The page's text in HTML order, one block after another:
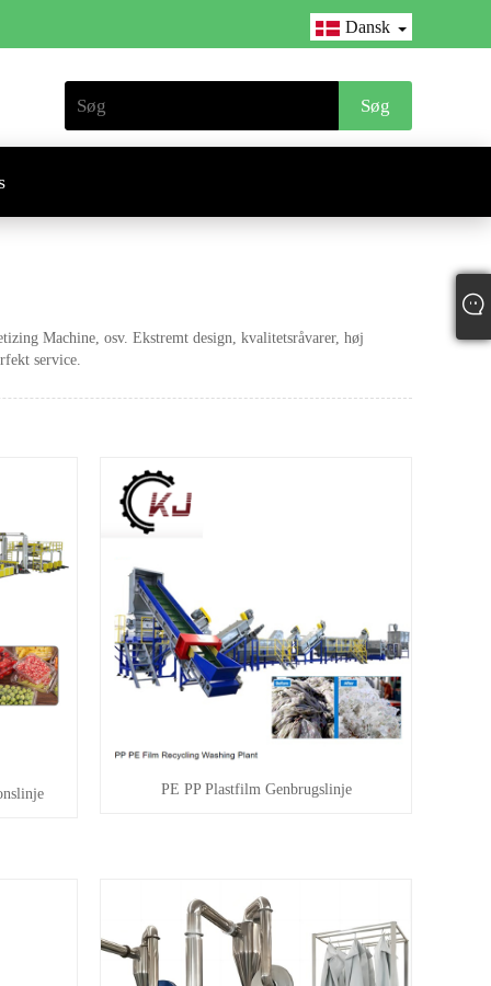
Dansk
Machine, osv. Ekstremt design, kvalitetsråvarer, høj
service.
PE PP Plastfilm Genbrugslinje